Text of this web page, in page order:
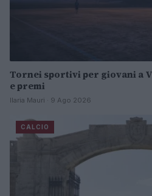
Tornei sportivi per giovani a
e premi
Ilaria Mauri · 9 Ago 2026
CALCIO